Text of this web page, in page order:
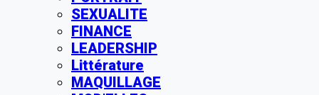
SEXUALITE
FINANCE
LEADERSHIP
Littérature
MAQUILLAGE